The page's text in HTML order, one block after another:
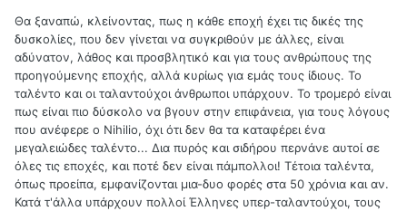
Θα ξαναπώ, κλείνοντας, πως η κάθε εποχή έχει τις δικές της
δυσκολίες, που δεν γίνεται να συγκριθούν με άλλες, είναι
αδύνατον, λάθος και προσβλητικό και για τους ανθρώπους της
προηγούμενης εποχής, αλλά κυρίως για εμάς τους ίδιους. Το
ταλέντο και οι ταλαντούχοι άνθρωποι υπάρχουν. Το τρομερό είναι
πως είναι πιο δύσκολο να βγουν στην επιφάνεια, για τους λόγους
που ανέφερε ο Nihilio, όχι ότι δεν θα τα καταφέρει ένα
μεγαλειώδες ταλέντο... Δια πυρός και σιδήρου περνάνε αυτοί σε
όλες τις εποχές, και ποτέ δεν είναι πάμπολλοι! Τέτοια ταλέντα,
όπως προείπα, εμφανίζονται μια-δυο φορές στα 50 χρόνια και αν.
Κατά τ'άλλα υπάρχουν πολλοί Έλληνες υπερ-ταλαντούχοι, τους